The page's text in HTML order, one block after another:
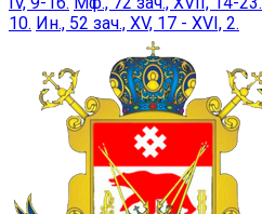
10. Ин., 52 зач., XV, 17 - XVI, 2.